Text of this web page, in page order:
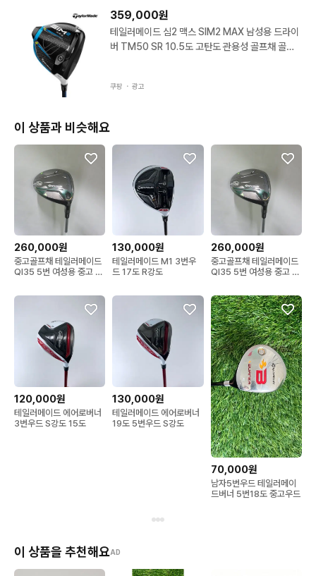
359,000원
테일러메이드 심2 맥스 SIM2 MAX 남성용 드라이
버 TM50 SR 10.5도 고탄도 관용성 골프채 골프
쿠팡 ・ 광고
이 상품과 비슷해요
260,000원
중고골프채 테일러메이드
QI35 5번 여성용 중고 우
130,000원
테일러메이드 M1 3번우
드 17도 R강도
260,000원
중고골프채 테일러메이드
QI35 5번 여성용 중고 우
120,000원
테일러메이드 에어로버너
3번우드 S강도 15도
130,000원
테일러메이드 에어로버너
19도 5번우드 S강도
70,000원
남자5번우드 테일러메이
드버너 5번18도 중고우드
이 상품을 추천해요AD